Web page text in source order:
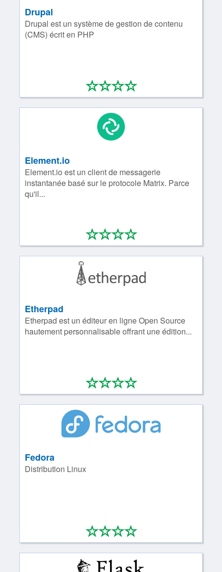
Drupal
Drupal est un système de gestion de contenu
(CMS) écrit en PHP
****
0/4
Element.io
Element.io est un client de messagerie
instantanée basé sur le protocole Matrix. Parce
qu'il...
****
0/4
Etherpad
Etherpad est un éditeur en ligne Open Source
hautement personnalisable offrant une édition...
****
0/4
Fedora
Distribution Linux
****
0/4